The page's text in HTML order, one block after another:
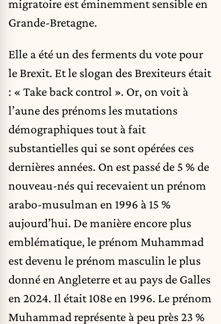
migratoire est éminemment sensible en
Grande-Bretagne.
Elle a été un des ferments du vote pour
le Brexit. Et le slogan des Brexiteurs était
: « Take back control ». Or, on voit à
l’aune des prénoms les mutations
démographiques tout à fait
substantielles qui se sont opérées ces
dernières années. On est passé de 5 % de
nouveau-nés qui recevaient un prénom
arabo-musulman en 1996 à 15 %
aujourd’hui. De manière encore plus
emblématique, le prénom Muhammad
est devenu le prénom masculin le plus
donné en Angleterre et au pays de Galles
en 2024. Il était 108e en 1996. Le prénom
Muhammad représente à peu près 23 %